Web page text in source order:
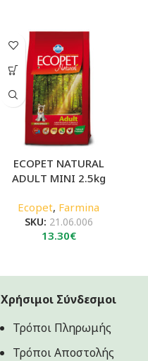
ECOPET NATURAL
ADULT MINI 2.5kg
Ecopet, Farmina
SKU: 21.06.006
13.30€
Χρήσιμοι Σύνδεσμοι
Τρόποι Πληρωμής
Τρόποι Αποστολής